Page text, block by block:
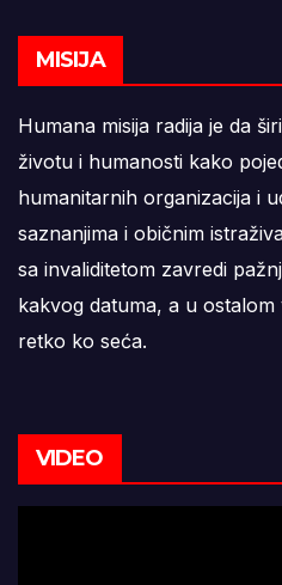
MISIJA
Humana misija radija je da
životu i humanosti kako
humanitarnih organizacija i
saznanjima i običnim
sa invaliditetom zavredi
kakvog datuma, a u
retko ko seća.
VIDEO